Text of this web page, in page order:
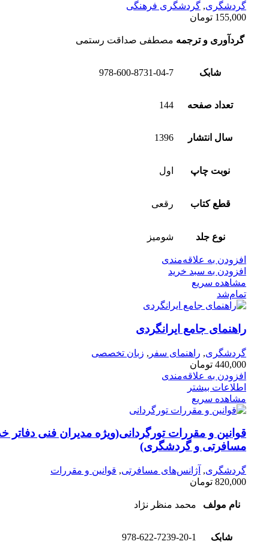
گردشگری, گردشگری فرهنگی
155,000 تومان
گردآوری و ترجمه مصطفی صداقت رستمی
شابک 978-600-8731-04-7
تعداد صفحه 144
سال انتشار 1396
نوبت چاپ اول
قطع کتاب رقعی
نوع جلد شومیز
افزودن به علاقه‌مندی
افزودن به سبد خرید
مشاهده سریع
تمام‌شد
راهنمای جامع ایرانگردی
گردشگری, راهنمای سفر , زبان تخصصی
440,000 تومان
افزودن به علاقه‌مندی
اطلاعات بیشتر
مشاهده سریع
قوانین و مقررات تورگردانی(ویژه مدیران فنی دفاتر
مسافرتی و گردشگری)
گردشگری, آژانس‌های مسافرتی, قوانین و مقررات
820,000 تومان
نام مولف محمد منظر نژاد
شابک 978-622-7239-20-1